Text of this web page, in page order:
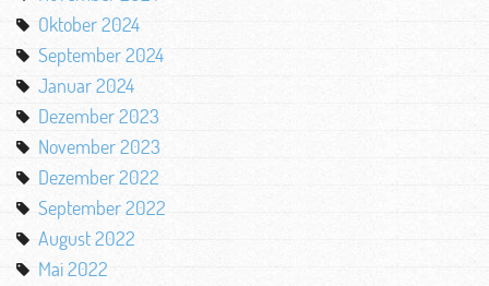
Oktober 2024
September 2024
Januar 2024
Dezember 2023
November 2023
Dezember 2022
September 2022
August 2022
Mai 2022